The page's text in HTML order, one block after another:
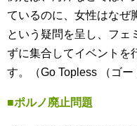
ているのに、女性はなぜ
という疑問を呈し、フェ
ずに集合してイベントを
す。（Go Topless （ゴー
■ポルノ廃止問題